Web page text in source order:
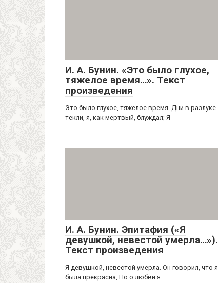
И. А. Бунин. «Это было глухое,
тяжелое время…». Текст
произведения
Это было глухое, тяжелое время. Дни в разлуке
текли, я, как мертвый, блуждал; Я
И. А. Бунин. Эпитафия («Я
девушкой, невестой умерла…»).
Текст произведения
Я девушкой, невестой умерла. Он говорил, что я
была прекрасна, Но о любви я